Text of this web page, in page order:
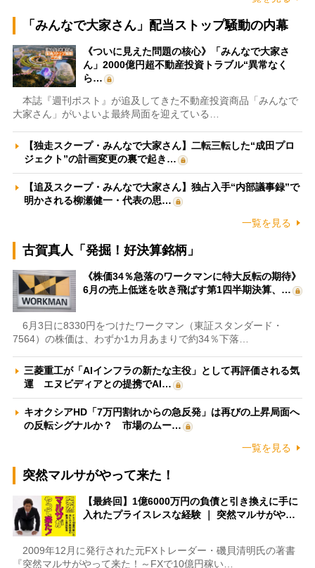
「みんなで大家さん」配当ストップ騒動の内幕
《ついに見えた問題の核心》「みんなで大家さ
ん」2000億円超不動産投資トラブル“異常なく
ら…
本誌『週刊ポスト』が追及してきた不動産投資商品「みんなで
大家さん」がいよいよ最終局面を迎えている…
【独走スクープ・みんなで大家さん】二転三転した“成田プロ
ジェクト”の計画変更の裏で起き…
【追及スクープ・みんなで大家さん】独占入手“内部議事録”で
明かされる柳瀬健一・代表の思…
一覧を見る
古賀真人「発掘！好決算銘柄」
《株価34％急落のワークマンに特大反転の期待》
6月の売上低迷を吹き飛ばす第1四半期決算、…
6月3日に8330円をつけたワークマン（東証スタンダード・
7564）の株価は、わずか1カ月あまりで約34％下落…
三菱重工が「AIインフラの新たな主役」として再評価される気
運 エヌビディアとの提携でAI…
キオクシアHD「7万円割れからの急反発」は再びの上昇局面へ
の反転シグナルか？ 市場のムー…
一覧を見る
突然マルサがやって来た！
【最終回】1億6000万円の負債と引き換えに手に
入れたプライスレスな経験 ｜ 突然マルサがや…
2009年12月に発行された元FXトレーダー・磯貝清明氏の著書
『突然マルサがやって来た！～FXで10億円稼い…